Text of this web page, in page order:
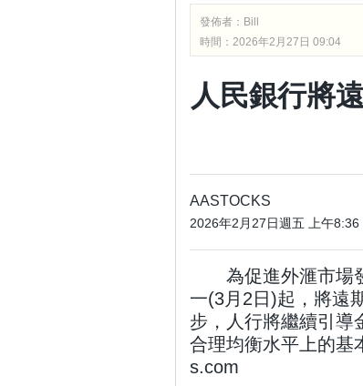
發佈者： Bill
時間：2026年2月27日 09:04
人民銀行將
AASTOCKS
2026年2月27日週五 上午8:36
為促進外滙市場
一(3月2日)起，將遠
步，人行將繼續引導
合理均衡水平上的基
s.com